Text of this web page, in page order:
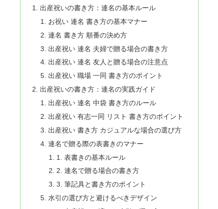
出産祝いの書き方：連名の基本ルール
お祝い 連名 書き方の基本マナー
連名 書き方 順番の決め方
出産祝い 連名 夫婦で贈る場合の書き方
出産祝い 連名 友人と贈る場合の注意点
出産祝い 職場 一同 書き方のポイント
出産祝いの書き方：連名の実践ガイド
出産祝い 連名 中袋 書き方のルール
出産祝い 有志一同 リスト 書き方のポイント
出産祝い 書き方 カジュアルな場合の選び方
連名で贈る際の表書きのマナー
1. 表書きの基本ルール
2. 連名で贈る場合の書き方
3. 筆記具と書き方のポイント
水引の選び方と避けるべきデザイン